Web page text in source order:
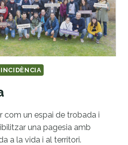
com un espai de trobada i
una pagesia amb
a la vida i al territori.